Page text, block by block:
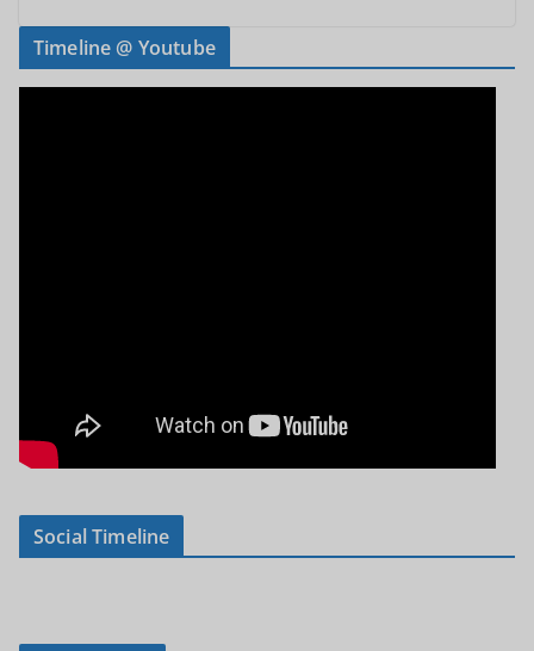
Timeline @ Youtube
Social Timeline